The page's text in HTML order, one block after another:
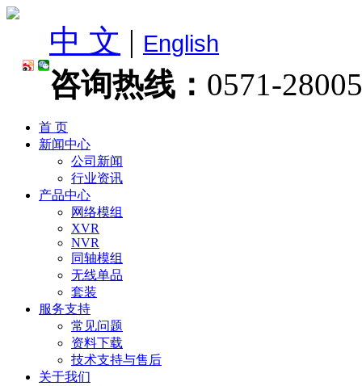
中 文 | English
咨询热线： 0571-
首 页
新闻中心
公司新闻
行业资讯
产品中心
网络模组
XVR
NVR
同轴模组
无线单品
套装
服务支持
常见问题
资料下载
技术支持与售后
关于我们